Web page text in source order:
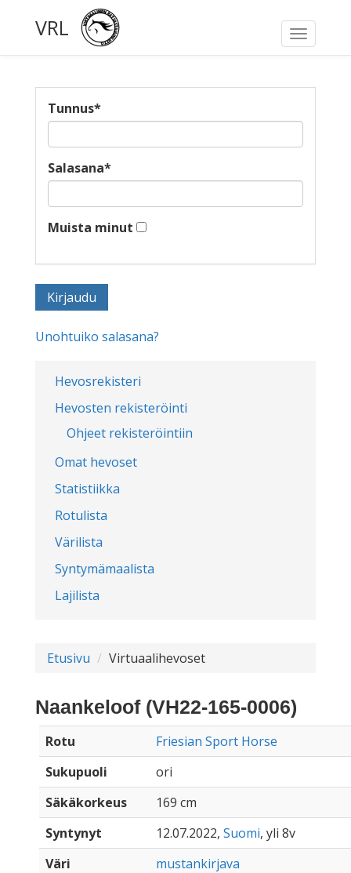
Toggle
VRL
Hevosrekisteri
Hevosten rekisteröinti
Ohjeet rekisteröintiin
Omat hevoset
Statistiikka
Rotulista
Värilista
Syntymämaalista
Lajilista
Tunnus*
Salasana*
Muista minut
Unohtuiko salasana?
Etusivu Virtuaalihevoset
Naankeloof (VH22-165-0006)
Rotu
Friesian Sport Horse
Sukupuoli
ori
Säkäkorkeus
169 cm
Syntynyt
12.07.2022, Suomi, yli 8v
Väri
mustankirjava